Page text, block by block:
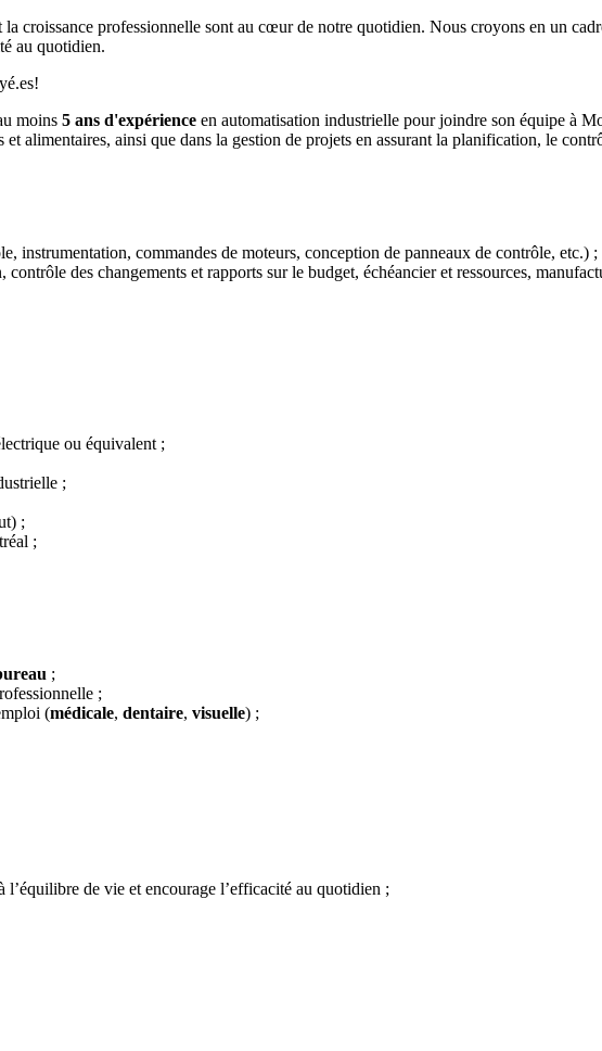
croissance professionnelle sont au cœur de notre quotidien. Nous croyons en un
au quotidien.
moins 5 ans d'expérience en automatisation industrielle pour joindre son équipe à
alimentaires, ainsi que dans la gestion de projets en assurant la planification, le
instrumentation, commandes de moteurs, conception de panneaux de contrôle, etc.) ;
des changements et rapports sur le budget, échéancier et ressources,
ou équivalent ;
;
;
;
;
;
(médicale, dentaire, visuelle) ;
de vie et encourage l’efficacité au quotidien ;